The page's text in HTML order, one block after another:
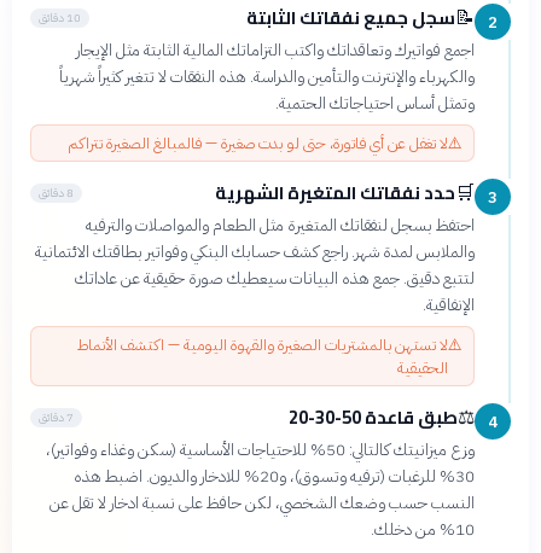
2
📝سجل جميع نفقاتك الثابتة 10 دقائق
اجمع فواتيرك وتعاقداتك واكتب التزاماتك المالية الثابتة مثل الإيجار
والكهرباء والإنترنت والتأمين والدراسة. هذه النفقات لا تتغير كثيراً شهرياً
وتمثل أساس احتياجاتك الحتمية.
⚠️لا تغفل عن أي فاتورة، حتى لو بدت صغيرة — فالمبالغ الصغيرة تتراكم
3
🛒حدد نفقاتك المتغيرة الشهرية 8 دقائق
احتفظ بسجل لنفقاتك المتغيرة مثل الطعام والمواصلات والترفيه
والملابس لمدة شهر. راجع كشف حسابك البنكي وفواتير بطاقتك الائتمانية
لتتبع دقيق. جمع هذه البيانات سيعطيك صورة حقيقية عن عاداتك
الإنفاقية.
⚠️لا تستهن بالمشتريات الصغيرة والقهوة اليومية — اكتشف الأنماط
الحقيقية
4
⚖️طبق قاعدة 50-30-20 7 دقائق
وزع ميزانيتك كالتالي: 50% للاحتياجات الأساسية (سكن وغذاء وفواتير)،
30% للرغبات (ترفيه وتسوق)، و20% للادخار والديون. اضبط هذه
النسب حسب وضعك الشخصي، لكن حافظ على نسبة ادخار لا تقل عن
10% من دخلك.